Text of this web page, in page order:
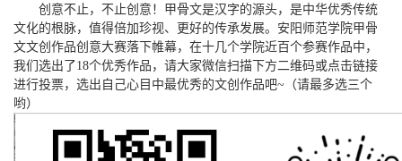
创意不止，不止创意！甲骨文是汉字的源头，是中华优秀传统
文化的根脉，值得倍加珍视、更好的传承发展。安阳师范学院甲骨
文文创作品创意大赛落下帷幕，在十几个学院近百个参赛作品中，
我们选出了18个优秀作品，请大家微信扫描下方二维码或点击链接
进行投票，选出自己心目中最优秀的文创作品吧~（请最多选三个
哟）